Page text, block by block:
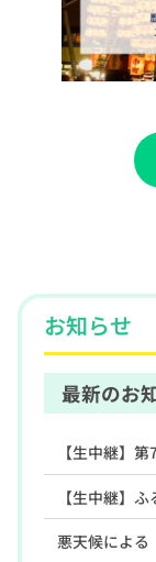
お知らせ
最新のお
【生中継】
【生中継】
悪天候による